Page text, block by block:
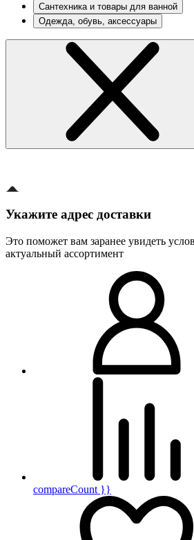
Сантехника и товары для ванной
Одежда, обувь, аксессуары
Укажите адрес доставки
Это поможет вам заранее увидеть
актуальный ассортимент
compareCount }}